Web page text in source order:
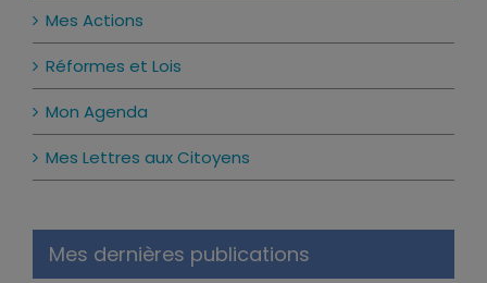
Mes Actions
Réformes et Lois
Mon Agenda
Mes Lettres aux Citoyens
Mes dernières publications